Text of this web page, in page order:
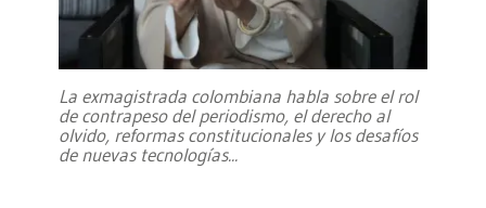
La exmagistrada colombiana habla sobre el rol
de contrapeso del periodismo, el derecho al
olvido, reformas constitucionales y los desafíos
de nuevas tecnologías...